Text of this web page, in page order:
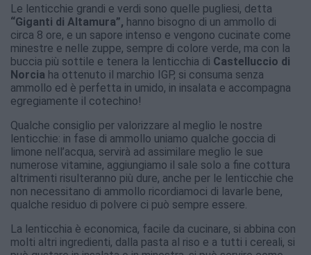
Le lenticchie grandi e verdi sono quelle pugliesi, detta
“Giganti di Altamura”, hanno bisogno di un ammollo di
circa 8 ore, e un sapore intenso e vengono cucinate come
minestre e nelle zuppe, sempre di colore verde, ma con la
buccia più sottile e tenera la lenticchia di Castelluccio di
Norcia ha ottenuto il marchio IGP, si consuma senza
ammollo ed è perfetta in umido, in insalata e accompagna
egregiamente il cotechino!
Qualche consiglio per valorizzare al meglio le nostre
lenticchie: in fase di ammollo uniamo qualche goccia di
limone nell’acqua, servirà ad assimilare meglio le sue
numerose vitamine, aggiungiamo il sale solo a fine cottura
altrimenti risulteranno più dure, anche per le lenticchie che
non necessitano di ammollo ricordiamoci di lavarle bene,
qualche residuo di polvere ci può sempre essere.
La lenticchia è economica, facile da cucinare, si abbina con
molti altri ingredienti, dalla pasta al riso e a tutti i cereali, si